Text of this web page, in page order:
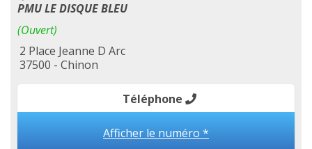
PMU LE DISQUE BLEU
(Ouvert)
2 Place Jeanne D Arc
37500 - Chinon
Téléphone
Afficher le numéro *